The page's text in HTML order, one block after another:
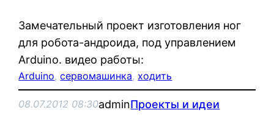
Замечательный проект изготовления ног
для робота-андроида, под управлением
Arduino. видео работы:
Arduino, сервомашинка, ходить
08.07.2012 08:30adminПроекты и идеи